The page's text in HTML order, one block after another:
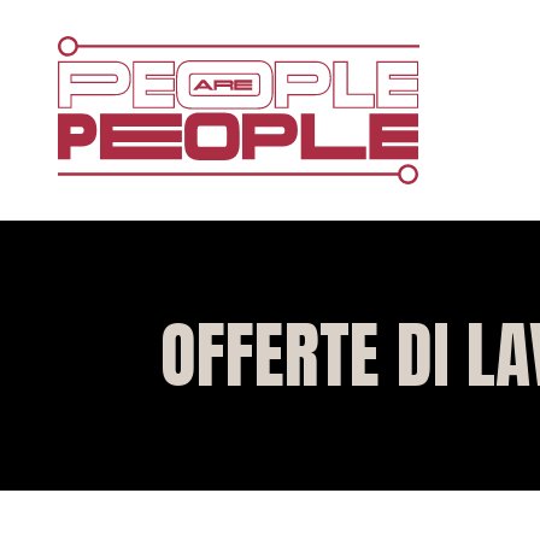
OFFERTE DI